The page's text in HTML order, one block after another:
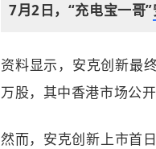
7月2日，“充电宝一哥”
资料显示，安克创新最
万股，其中香港市场公
然而，安克创新上市首